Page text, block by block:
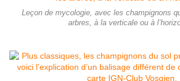
Leçon de mycologie, avec les champignons
arbres, à la verticale ou à